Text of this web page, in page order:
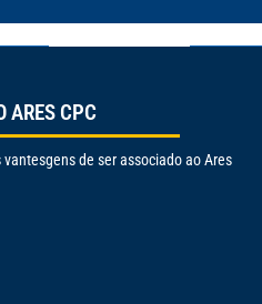
ARES CPC
de ser associado ao Ares